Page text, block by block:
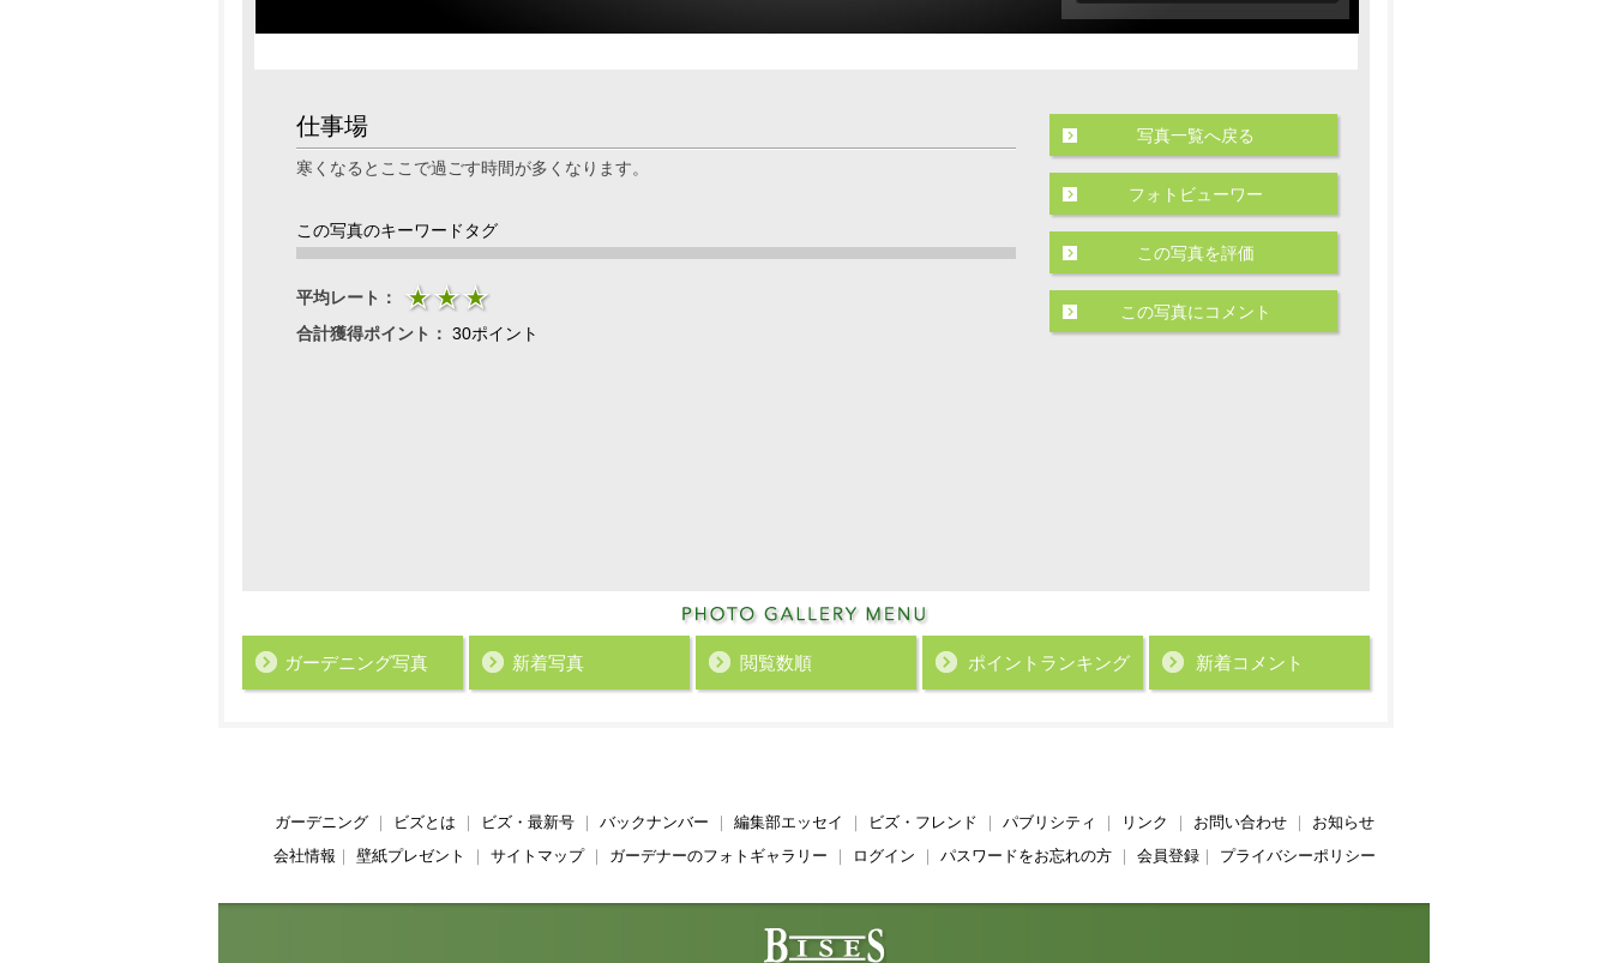
仕事場
寒くなるとここで過ごす時間が多くなります。
この写真のキーワードタグ
平均レート：
合計獲得ポイント： 30ポイント
写真一覧へ戻る
フォトビューワー
この写真を評価
この写真にコメント
ガーデニング写真 新着写真 閲覧数順 ポイント ランキング 新着コメント
ガーデニング｜ ビズとは ビズ・最新号｜ バックナンバー 編集部エッセイ ビズ・フレンド パブリシティ リンク お問い合わせ｜ お知らせ
会社情報
壁紙プレゼント サイトマップ｜ ガーデナーのフォトギャラリー ログイン パスワードをお忘れの方｜ 会員登録｜ プライバシーポリシー